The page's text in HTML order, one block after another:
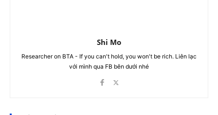
Shi Mo
Researcher on BTA - If you can't hold, you won't be rich. Liên lạc
với mình qua FB bên dưới nhé